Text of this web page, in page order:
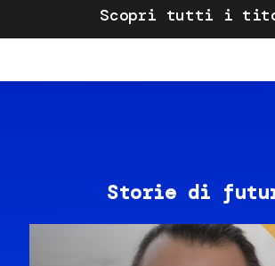
Scopri tutti i
Storie di